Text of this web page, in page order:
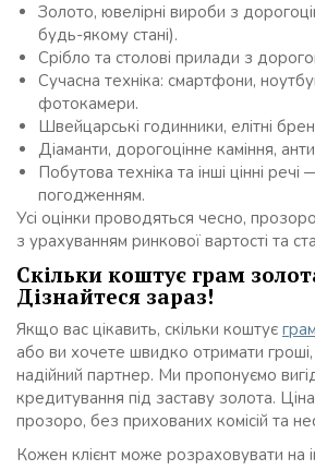
Золото, ювелірні вироби з
будь-якому стані).
Срібло та столові прилади з
Сучасна техніка: смартфони,
фотокамери.
Швейцарські годинники, елітні
Діаманти, дорогоцінне каміння,
Побутова техніка та інші цінні
погодженням.
Усі оцінки проводяться чесно,
з урахуванням ринкової вартості та
Скільки коштує грам
Дізнайтеся зараз!
Якщо вас цікавить, скільки коштує
або ви хочете швидко отримати
надійний партнер. Ми пропонуємо
кредитування під заставу золота.
прозоро, без прихованих комісій та
Кожен клієнт може розраховувати на